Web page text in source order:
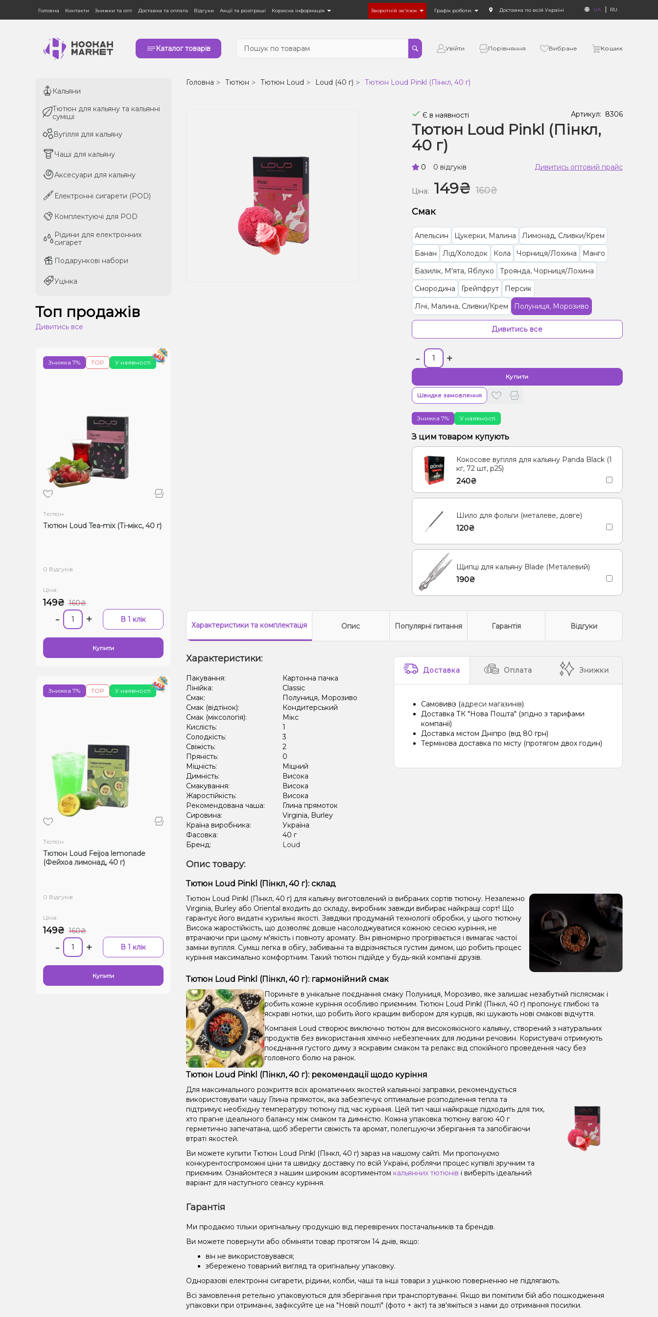
Головна Контакти Знижки та опт Доставка та оплата Відгуки Акції та розіграші Корисна інформація Зворотній зв'язок Графік роботи: Доставка по всій Україні UA RU
Каталог товарів Увійти Порівняння Вибране Кошик
Кальяни
Тютюн для кальяну та кальянні
суміші
Вугілля для кальяну
Чаші для кальяну
Аксесуари для кальяну
Електронні сигарети (POD)
Комплектуючі для POD
Рідини для електронних
сигарет
Подарункові набори
Уцінка
Кальяни
Тютюн для кальяну та кальянні
суміші
Вугілля для кальяну
Чаші для кальяну
Аксесуари для кальяну
Електронні сигарети (POD)
Комплектуючі для POD
Рідини для електронних
сигарет
Подарункові набори
Уцінка
Топ продажів
Дивитись все
У наявності
Знижка 7% TOP
Тютюн
Тютюн Loud Tea-mix (Ті-мікс, 40 г)
0 Відгуків
Ціна:
149₴ 160₴
- + В 1 клік
Купити
У наявності
Знижка 7% TOP
Тютюн
Тютюн Loud Feijoa lemonade
(Фейхоа лимонад, 40 г)
0 Відгуків
Ціна:
149₴ 160₴
- + В 1 клік
Купити
Головна Тютюн Тютюн Loud Loud (40 г) Тютюн Loud Pinkl (Пінкл, 40 г)
Є в наявності Артикул: 8306
Тютюн Loud Pinkl (Пінкл,
40 г)
0 0 відгуків Дивитись оптовий прайс
Ціна: 149₴ 160₴
Смак
Апельсин Цукерки, Малина
Лимонад, Сливки/Крем
Банан
Лід/Холодок Кола Чорниця/Лохина
Манго
Базилік, М'ята, Яблуко
Троянда, Чорниця/Лохина
Смородина
Грейпфрут
Персик
Лічі, Малина, Сливки/Крем
Полуниця, Морозиво
Кавун Диня
Журавлина, Чорниця/Лохина
Імбир, Манго, Чай
Лайм, Лимон Маракуя
Малина
Манго, Енергетик
Виноград
Морозиво, Папайя
Манго, Персик, Прянощі/Спеції
Лимонад, Фейхоа
Гуава, Цитруси
Апельсин, Ананас, Манго, Маракуя
Груша/Дюшес
Кокос, Печиво
Дивитись все
- +
Купити
Швидке замовлення
У наявності
Знижка 7%
З цим товаром купують
Кокосове вугілля для кальяну Panda Black (1
кг, 72 шт, р25)
240₴
Шило для фольги (металеве, довге)
120₴
Щипці для кальяну Blade (Металевий)
190₴
Характеристикита комплектація Опис Популярні питання Гарантія Відгуки
Характеристики:
Пакування:
Картонна пачка
Лінійка:
Classic
Смак:
Полуниця, Морозиво
Смак (відтінок):
Кондитерський
Смак (міксологія):
Мікс
Кислість:
1
Солодкість:
3
Свіжість:
2
Пряність:
0
Міцність:
Міцний
Димність:
Висока
Смакування:
Висока
Жаростійкість:
Висока
Рекомендована чаша:
Глина прямоток
Сировина:
Virginia, Burley
Країна виробника:
Україна
Фасовка:
40 г
Бренд:
Loud
Доставка Оплата Знижки
Самовивіз (адреси магазинів)
Доставка ТК "Нова Пошта" (згідно з тарифами
компанії)
Доставка містом Дніпро (від 80 грн)
Термінова доставка по місту (протягом двох годин)
Опис товару:
Тютюн Loud Pinkl (Пінкл, 40 г): склад
Тютюн Loud Pinkl (Пінкл, 40 г) для кальяну виготовлений із вибраних сортів тютюну. Незалежно
Virginia, Burley або Oriental входить до складу, виробник завжди вибирає найкращі сорт! Що
гарантує його видатні курильні якості. Завдяки продуманій технології обробки, у цього тютюну
Висока жаростійкість, що дозволяє довше насолоджуватися кожною сесією куріння, не
втрачаючи при цьому м'якість і повноту аромату. Він рівномірно прогрівається і вимагає частої
заміни вугілля. Суміш легка в обігу, забиванні та відрізняється густим димом, що робить процес
куріння максимально комфортним. Такий тютюн підійде у будь-якій компанії друзів.
Тютюн Loud Pinkl (Пінкл, 40 г): гармонійний смак
Пориньте в унікальне поєднання смаку Полуниця, Морозиво, яке залишає незабутній післясмак і
робить кожне куріння особливо приємним. Тютюн Loud Pinkl (Пінкл, 40 г) пропонує глибокі та
яскраві нотки, що робить його кращим вибором для курців, які шукають нові смакові відчуття.
Компанія Loud створює виключно тютюн для високоякісного кальяну, створений з натуральних
продуктів без використання хімічно небезпечних для людини речовин. Користувачі отримують
поєднання густого диму з яскравим смаком та релакс від спокійного проведення часу без
головного болю на ранок.
Тютюн Loud Pinkl (Пінкл, 40 г): рекомендації щодо куріння
Для максимального розкриття всіх ароматичних якостей кальянної заправки, рекомендується
використовувати чашу Глина прямоток, яка забезпечує оптимальне розподілення тепла та
підтримує необхідну температуру тютюну під час куріння. Цей тип чаші найкраще підходить для тих,
хто прагне ідеального балансу між смаком та димністю. Кожна упаковка тютюну вагою 40 г
герметично запечатана, щоб зберегти свіжість та аромат, полегшуючи зберігання та запобігаючи
втраті якостей.
Ви можете купити Тютюн Loud Pinkl (Пінкл, 40 г) зараз на нашому сайті. Ми пропонуємо
конкурентоспроможні ціни та швидку доставку по всій Україні, роблячи процес купівлі зручним та
приємним. Ознайомтеся з нашим широким асортиментом кальянних тютюнів і виберіть ідеальний
варіант для наступного сеансу куріння.
Гарантія
Ми продаємо тільки оригінальну продукцію від перевірених постачальників та брендів.
Ви можете повернути або обміняти товар протягом 14 днів, якщо:
він не використовувався;
збережено товарний вигляд та оригінальну упаковку.
Одноразові електронні сигарети, рідини, колби, чаші та інші товари з уцінкою поверненню не підлягають.
Всі замовлення ретельно упаковуються для зберігання при транспортуванні. Якщо ви помітили бій або пошкодження
упаковки при отриманні, зафіксуйте це на "Новій пошті" (фото + акт) та зв'яжіться з нами до отримання посилки.